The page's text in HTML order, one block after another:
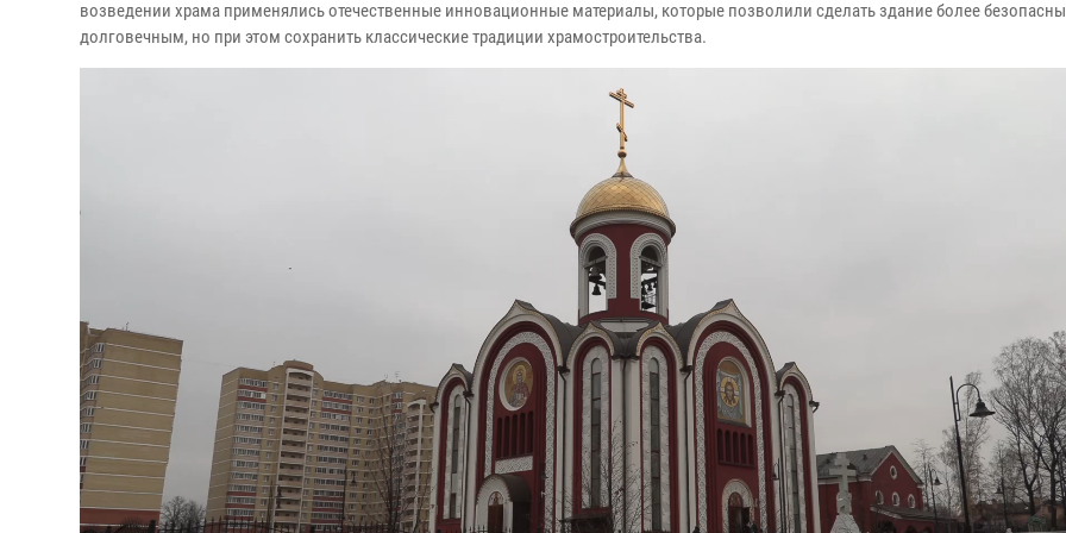
возведении храма применялись отечественные инновационные материалы, которые позволили сделать здание более
долговечным, но при этом сохранить классические традиции храмостроительства.